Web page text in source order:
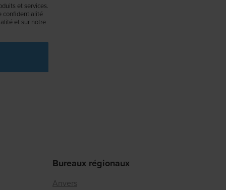
et services.
confidentialité
et sur notre
Bureaux régionaux
Anvers